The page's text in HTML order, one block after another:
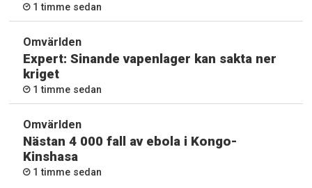
1 timme sedan
Omvärlden
Expert: Sinande vapenlager kan sakta ner
kriget
1 timme sedan
Omvärlden
Nästan 4 000 fall av ebola i Kongo-
Kinshasa
1 timme sedan